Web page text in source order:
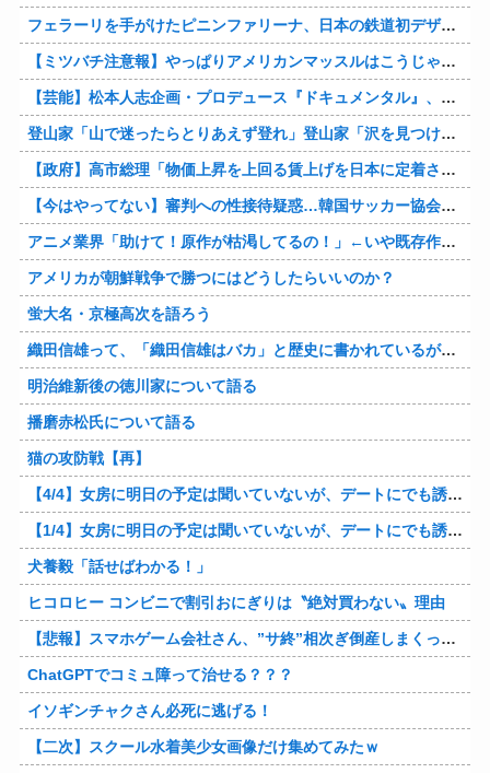
フェラーリを手がけたピニンファリーナ、日本の鉄道初デザイン。南海電鉄が新たな空港特急をなにわ筋線へ導入
【ミツバチ注意報】やっぱりアメリカンマッスルはこうじゃないとな・・・。ダッジが「直6ツインターボ、600馬力」の新型「チャージャー ”スーパービー”」を発表
【芸能】松本人志企画・プロデュース『ドキュメンタル』、アメリカで初の制作が決定
登山家「山で迷ったらとりあえず登れ」登山家「沢を見つけて下山しろ」←これ結局どっちが正解なの？
【政府】高市総理「物価上昇を上回る賃上げを日本に定着させる」 国家公務員月給3.51％増へ 人事院の勧告を受け
【今はやってない】審判への性接待疑惑…韓国サッカー協会が声明「現在は一切発生していない」
アニメ業界「助けて！原作が枯渇してるの！」←いや既存作品の2期やったら良いよね？
アメリカが朝鮮戦争で勝つにはどうしたらいいのか？
蛍大名・京極高次を語ろう
織田信雄って、「織田信雄はバカ」と歴史に書かれているが今まで家が残っているんでバカではないよな？
明治維新後の徳川家について語る
播磨赤松氏について語る
猫の攻防戦【再】
【4/4】女房に明日の予定は聞いていないが、デートにでも誘ってみる。多分断られるはずだ。間男と会うからね。はいはいどうぞ思う存分お楽しみください。そのうち地獄に落してやるわ！
【1/4】女房に明日の予定は聞いていないが、デートにでも誘ってみる。多分断られるはずだ。間男と会うからね。はいはいどうぞ思う存分お楽しみください。そのうち地獄に落してやるわ！
犬養毅「話せばわかる！」
ヒコロヒー コンビニで割引おにぎりは〝絶対買わない〟理由
【悲報】スマホゲーム会社さん、”サ終”相次ぎ倒産しまくってる模様
ChatGPTでコミュ障って治せる？？？
イソギンチャクさん必死に逃げる！
【二次】スクール水着美少女画像だけ集めてみたｗ